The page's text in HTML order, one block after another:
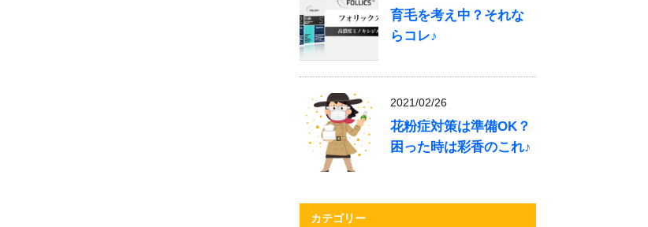
育毛を考え中？それな
らコレ♪
2021/02/26
花粉症対策は準備OK？
困った時は彩香のこれ♪
カテゴリー